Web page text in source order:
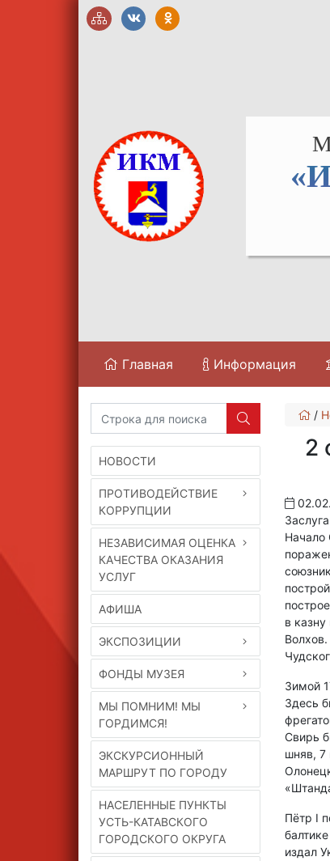
Главная Информация
НОВОСТИ
ПРОТИВОДЕЙСТВИЕ
КОРРУПЦИИ
НЕЗАВИСИМАЯ ОЦЕНКА
КАЧЕСТВА ОКАЗАНИЯ
УСЛУГ
АФИША
ЭКСПОЗИЦИИ
ФОНДЫ МУЗЕЯ
МЫ ПОМНИМ! МЫ
ГОРДИМСЯ!
ЭКСКУРСИОННЫЙ
МАРШРУТ ПО ГОРОДУ
НАСЕЛЕННЫЕ ПУНКТЫ
УСТЬ-КАТАВСКОГО
ГОРОДСКОГО ОКРУГА
/
2
Начало
в
Зимой
Здесь
Свирь
шняв, 7
Пётр I
издал